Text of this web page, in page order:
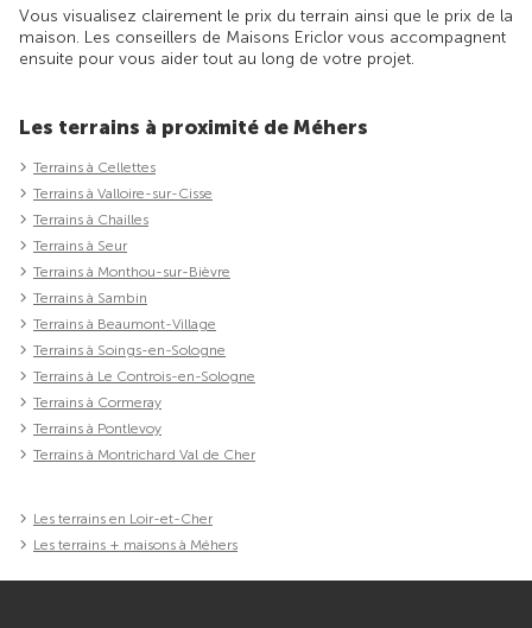
Vous visualisez clairement le prix du terrain ainsi que le prix de la
maison. Les conseillers de Maisons Ericlor vous accompagnent
ensuite pour vous aider tout au long de votre projet.
Les terrains à proximité de Méhers
Terrains à Cellettes
Terrains à Valloire-sur-Cisse
Terrains à Chailles
Terrains à Seur
Terrains à Monthou-sur-Bièvre
Terrains à Sambin
Terrains à Beaumont-Village
Terrains à Soings-en-Sologne
Terrains à Le Controis-en-Sologne
Terrains à Cormeray
Terrains à Pontlevoy
Terrains à Montrichard Val de Cher
Les terrains en Loir-et-Cher
Les terrains + maisons à Méhers